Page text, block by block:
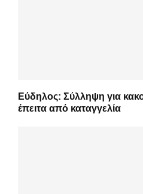
Εύδηλος: Σύλληψη για
έπειτα από καταγγελία